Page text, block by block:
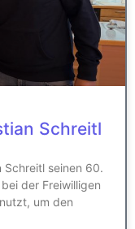
Schreitl
Schreitl seinen 60.
der Freiwilligen
um den